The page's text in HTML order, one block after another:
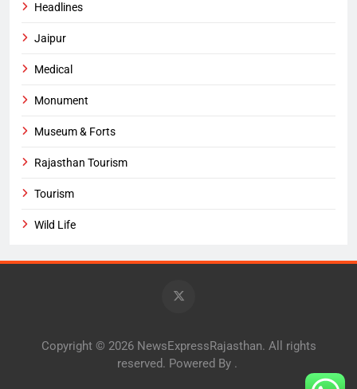
Headlines
Jaipur
Medical
Monument
Museum & Forts
Rajasthan Tourism
Tourism
Wild Life
Copyright © 2026 NewsExpressRajasthan. All rights
reserved. Powered By .